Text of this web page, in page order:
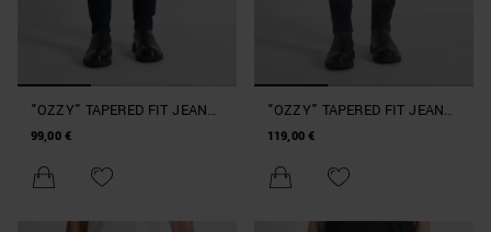
"OZZY" TAPERED FIT JEANS
IN ICONIC BLUE BLACK
99,00 €
"OZZY" TAPERED FIT JEANS
IN AUTHENTIC STRETCH
119,00 €